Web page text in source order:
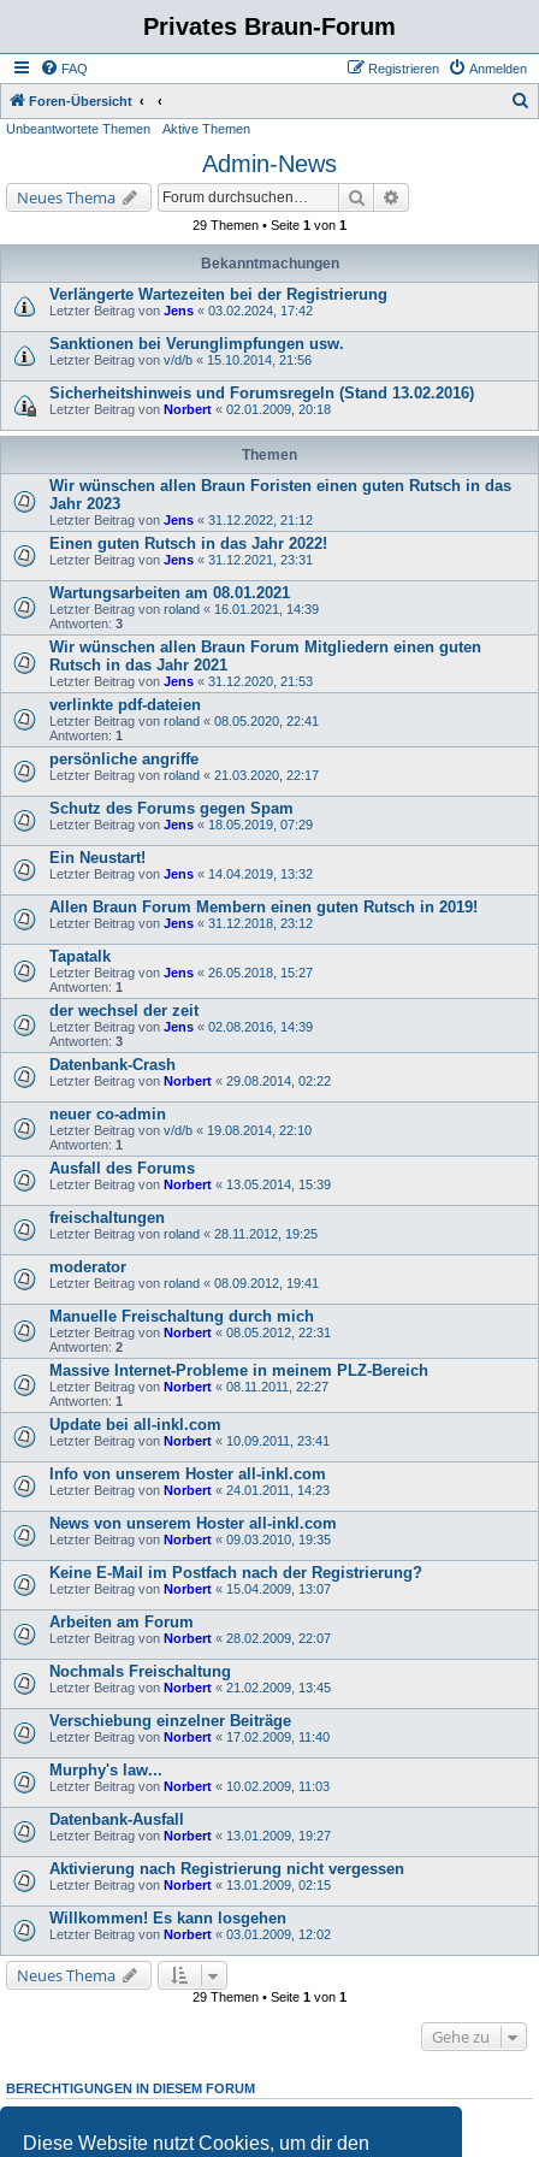
Diese Website nutzt Cookies, um dir den
Privates Braun-Forum
FAQ Anmelden
Registrieren
Foren-Übersicht
Unbeantwortete Themen Aktive Themen
Admin-News
Neues Thema Suche
29 Themen • Seite 1 von 1
Bekanntmachungen
Verlängerte Wartezeiten bei der Registrierung
Letzter Beitrag von Jens « 03.02.2024, 17:42
Sanktionen bei Verunglimpfungen usw.
Letzter Beitrag von v/d/b « 15.10.2014, 21:56
Sicherheitshinweis und Forumsregeln (Stand 13.02.2016)
Letzter Beitrag von Norbert « 02.01.2009, 20:18
Themen
Wir wünschen allen Braun Foristen einen guten Rutsch in das
Jahr 2023
Letzter Beitrag von Jens « 31.12.2022, 21:12
Einen guten Rutsch in das Jahr 2022!
Letzter Beitrag von Jens « 31.12.2021, 23:31
Wartungsarbeiten am 08.01.2021
Letzter Beitrag von roland « 16.01.2021, 14:39
Antworten: 3
Wir wünschen allen Braun Forum Mitgliedern einen guten
Rutsch in das Jahr 2021
Letzter Beitrag von Jens « 31.12.2020, 21:53
verlinkte pdf-dateien
Letzter Beitrag von roland « 08.05.2020, 22:41
Antworten: 1
persönliche angriffe
Letzter Beitrag von roland « 21.03.2020, 22:17
Schutz des Forums gegen Spam
Letzter Beitrag von Jens « 18.05.2019, 07:29
Ein Neustart!
Letzter Beitrag von Jens « 14.04.2019, 13:32
Allen Braun Forum Membern einen guten Rutsch in 2019!
Letzter Beitrag von Jens « 31.12.2018, 23:12
Tapatalk
Letzter Beitrag von Jens « 26.05.2018, 15:27
Antworten: 1
der wechsel der zeit
Letzter Beitrag von Jens « 02.08.2016, 14:39
Antworten: 3
Datenbank-Crash
Letzter Beitrag von Norbert « 29.08.2014, 02:22
neuer co-admin
Letzter Beitrag von v/d/b « 19.08.2014, 22:10
Antworten: 1
Ausfall des Forums
Letzter Beitrag von Norbert « 13.05.2014, 15:39
freischaltungen
Letzter Beitrag von roland « 28.11.2012, 19:25
moderator
Letzter Beitrag von roland « 08.09.2012, 19:41
Manuelle Freischaltung durch mich
Letzter Beitrag von Norbert « 08.05.2012, 22:31
Antworten: 2
Massive Internet-Probleme in meinem PLZ-Bereich
Letzter Beitrag von Norbert « 08.11.2011, 22:27
Antworten: 1
Update bei all-inkl.com
Letzter Beitrag von Norbert « 10.09.2011, 23:41
Info von unserem Hoster all-inkl.com
Letzter Beitrag von Norbert « 24.01.2011, 14:23
News von unserem Hoster all-inkl.com
Letzter Beitrag von Norbert « 09.03.2010, 19:35
Keine E-Mail im Postfach nach der Registrierung?
Letzter Beitrag von Norbert « 15.04.2009, 13:07
Arbeiten am Forum
Letzter Beitrag von Norbert « 28.02.2009, 22:07
Nochmals Freischaltung
Letzter Beitrag von Norbert « 21.02.2009, 13:45
Verschiebung einzelner Beiträge
Letzter Beitrag von Norbert « 17.02.2009, 11:40
Murphy's law...
Letzter Beitrag von Norbert « 10.02.2009, 11:03
Datenbank-Ausfall
Letzter Beitrag von Norbert « 13.01.2009, 19:27
Aktivierung nach Registrierung nicht vergessen
Letzter Beitrag von Norbert « 13.01.2009, 02:15
Willkommen! Es kann losgehen
Letzter Beitrag von Norbert « 03.01.2009, 12:02
Neues Thema
29 Themen • Seite 1 von 1
Gehe zu
BERECHTIGUNGEN IN DIESEM FORUM
Du darfstkeineneuen Themen in diesem Forum erstellen.
Du darfst deine Beiträge in diesem Forumnichtändern.